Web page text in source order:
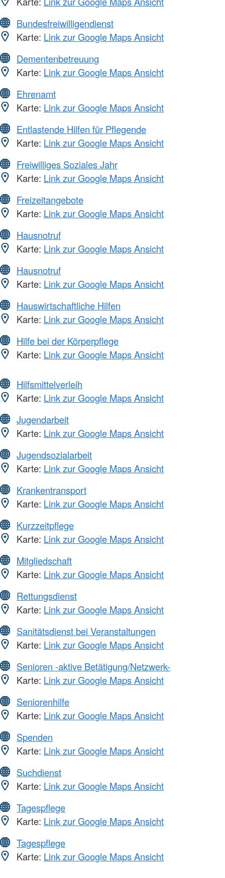
Bundesfreiwilligendienst
Karte: Link zur Google Maps Ansicht
Dementenbetreuung
Karte: Link zur Google Maps Ansicht
Ehrenamt
Karte: Link zur Google Maps Ansicht
Entlastende Hilfen für Pflegende
Karte: Link zur Google Maps Ansicht
Freiwilliges Soziales Jahr
Karte: Link zur Google Maps Ansicht
Freizeitangebote
Karte: Link zur Google Maps Ansicht
Hausnotruf
Karte: Link zur Google Maps Ansicht
Hausnotruf
Karte: Link zur Google Maps Ansicht
Hauswirtschaftliche Hilfen
Karte: Link zur Google Maps Ansicht
Hilfe bei der Körperpflege
Karte: Link zur Google Maps Ansicht
Hilfsmittelverleih
Karte: Link zur Google Maps Ansicht
Jugendarbeit
Karte: Link zur Google Maps Ansicht
Jugendsozialarbeit
Karte: Link zur Google Maps Ansicht
Krankentransport
Karte: Link zur Google Maps Ansicht
Kurzzeitpflege
Karte: Link zur Google Maps Ansicht
Mitgliedschaft
Karte: Link zur Google Maps Ansicht
Rettungsdienst
Karte: Link zur Google Maps Ansicht
Sanitätsdienst bei Veranstaltungen
Karte: Link zur Google Maps Ansicht
Senioren -aktive Betätigung/Netzwerk-
Karte: Link zur Google Maps Ansicht
Seniorenhilfe
Karte: Link zur Google Maps Ansicht
Spenden
Karte: Link zur Google Maps Ansicht
Suchdienst
Karte: Link zur Google Maps Ansicht
Tagespflege
Karte: Link zur Google Maps Ansicht
Tagespflege
Karte: Link zur Google Maps Ansicht